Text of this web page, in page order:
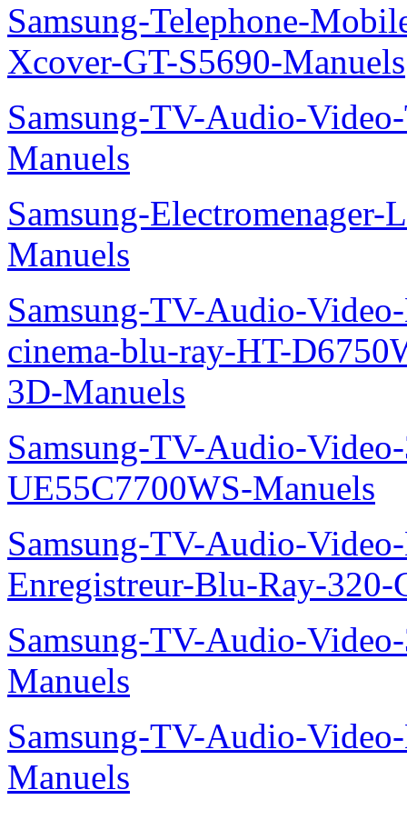
Samsung-Telephone-
Xcover-GT-S5690-Manuels
Samsung-TV-Audio-
Manuels
Samsung-
Manuels
Samsung-TV-Audio-
cinema-blu-ray-HT-
3D-Manuels
Samsung-TV-Audio-
UE55C7700WS-Manuels
Samsung-TV-Audio-
Enregistreur-Blu-Ray-
Samsung-TV-Audio-
Manuels
Samsung-TV-Audio-
Manuels